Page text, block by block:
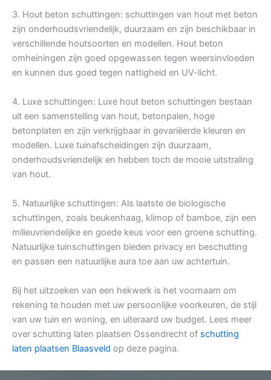
3. Hout beton schuttingen: schuttingen van hout met beton
zijn onderhoudsvriendelijk, duurzaam en zijn beschikbaar in
verschillende houtsoorten en modellen. Hout beton
omheiningen zijn goed opgewassen tegen weersinvloeden
en kunnen dus goed tegen nattigheid en UV-licht.
4. Luxe schuttingen: Luxe hout beton schuttingen bestaan
uit een samenstelling van hout, betonpalen, hoge
betonplaten en zijn verkrijgbaar in gevariëerde kleuren en
modellen. Luxe tuinafscheidingen zijn duurzaam,
onderhoudsvriendelijk en hebben toch de mooie uitstraling
van hout.
5. Natuurlijke schuttingen: Als laatste de biologische
schuttingen, zoals beukenhaag, klimop of bamboe, zijn een
milieuvriendelijke en goede keus voor een groene schutting.
Natuurlijke tuinschuttingen bieden privacy en beschutting
en passen een natuurlijke aura toe aan uw achtertuin.
Bij het uitzoeken van een hekwerk is het voornaam om
rekening te houden met uw persoonlijke voorkeuren, de stijl
van uw tuin en woning, en uiteraard uw budget. Lees meer
over schutting laten plaatsen Ossendrecht of schutting
laten plaatsen Blaasveld op deze pagina.